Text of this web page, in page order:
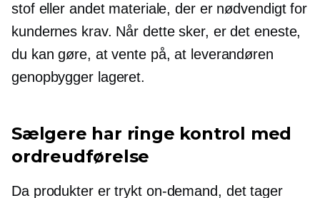
stof eller andet materiale, der er nødvendigt for
kundernes krav. Når dette sker, er det eneste,
du kan gøre, at vente på, at leverandøren
genopbygger lageret.
Sælgere har ringe kontrol med
ordreudførelse
Da produkter er trykt on-demand, det tager